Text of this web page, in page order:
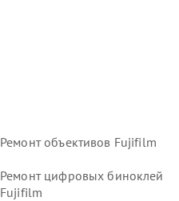
Ремонт объективов Fujifilm
Ремонт цифровых биноклей
Fujifilm